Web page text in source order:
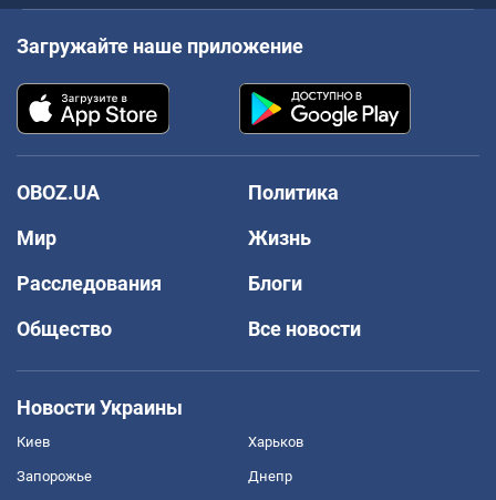
Загружайте наше приложение
OBOZ.UA
Политика
Мир
Жизнь
Расследования
Блоги
Общество
Все новости
Новости Украины
Киев Харьков
Запорожье Днепр